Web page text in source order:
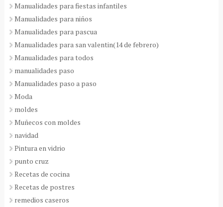
Manualidades para fiestas infantiles
Manualidades para niños
Manualidades para pascua
Manualidades para san valentin(14 de febrero)
Manualidades para todos
manualidades paso
Manualidades paso a paso
Moda
moldes
Muñecos con moldes
navidad
Pintura en vidrio
punto cruz
Recetas de cocina
Recetas de postres
remedios caseros